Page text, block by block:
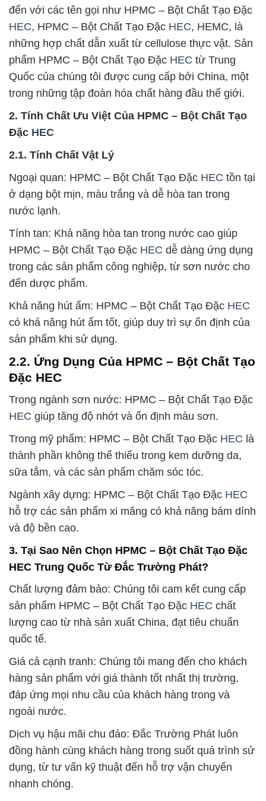
đến với các tên gọi như HPMC – Bột Chất Tạo Đặc
HEC, HPMC – Bột Chất Tạo Đặc HEC, HEMC, là
những hợp chất dẫn xuất từ cellulose thực vật. Sản
phẩm HPMC – Bột Chất Tạo Đặc HEC từ Trung
Quốc của chúng tôi được cung cấp bởi China, một
trong những tập đoàn hóa chất hàng đầu thế giới.
2. Tính Chất Ưu Việt Của HPMC – Bột Chất Tạo
Đặc HEC
2.1. Tính Chất Vật Lý
Ngoại quan: HPMC – Bột Chất Tạo Đặc HEC tồn tại
ở dạng bột mịn, màu trắng và dễ hòa tan trong
nước lạnh.
Tính tan: Khả năng hòa tan trong nước cao giúp
HPMC – Bột Chất Tạo Đặc HEC dễ dàng ứng dụng
trong các sản phẩm công nghiệp, từ sơn nước cho
đến dược phẩm.
Khả năng hút ẩm: HPMC – Bột Chất Tạo Đặc HEC
có khả năng hút ẩm tốt, giúp duy trì sự ổn định của
sản phẩm khi sử dụng.
2.2. Ứng Dụng Của HPMC – Bột Chất Tạo
Đặc HEC
Trong ngành sơn nước: HPMC – Bột Chất Tạo Đặc
HEC giúp tăng độ nhớt và ổn định màu sơn.
Trong mỹ phẩm: HPMC – Bột Chất Tạo Đặc HEC là
thành phần không thể thiếu trong kem dưỡng da,
sữa tắm, và các sản phẩm chăm sóc tóc.
Ngành xây dựng: HPMC – Bột Chất Tạo Đặc HEC
hỗ trợ các sản phẩm xi măng có khả năng bám dính
và độ bền cao.
3. Tại Sao Nên Chọn HPMC – Bột Chất Tạo Đặc
HEC Trung Quốc Từ Đắc Trường Phát?
Chất lượng đảm bảo: Chúng tôi cam kết cung cấp
sản phẩm HPMC – Bột Chất Tạo Đặc HEC chất
lượng cao từ nhà sản xuất China, đạt tiêu chuẩn
quốc tế.
Giá cả cạnh tranh: Chúng tôi mang đến cho khách
hàng sản phẩm với giá thành tốt nhất thị trường,
đáp ứng mọi nhu cầu của khách hàng trong và
ngoài nước.
Dịch vụ hậu mãi chu đáo: Đắc Trường Phát luôn
đồng hành cùng khách hàng trong suốt quá trình sử
dụng, từ tư vấn kỹ thuật đến hỗ trợ vận chuyển
nhanh chóng.